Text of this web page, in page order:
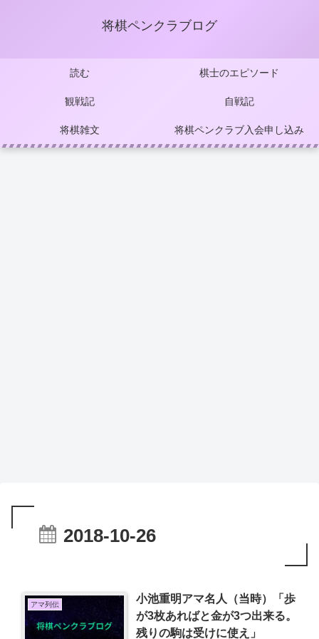
将棋ペンクラブログ
読む 棋士のエピソード
観戦記 自戦記
将棋雑文 将棋ペンクラブ入会申し込み
2018-10-26
アマ列伝
小池重明アマ名人（当時）「歩
が3枚あればと金が3つ出来る。
残りの駒は受けに使え」